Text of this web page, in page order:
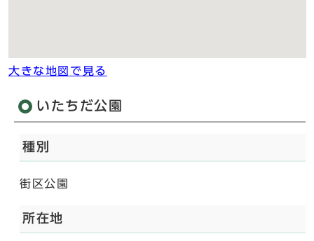
大きな地図で見る
いたちだ公園
種別
街区公園
所在地